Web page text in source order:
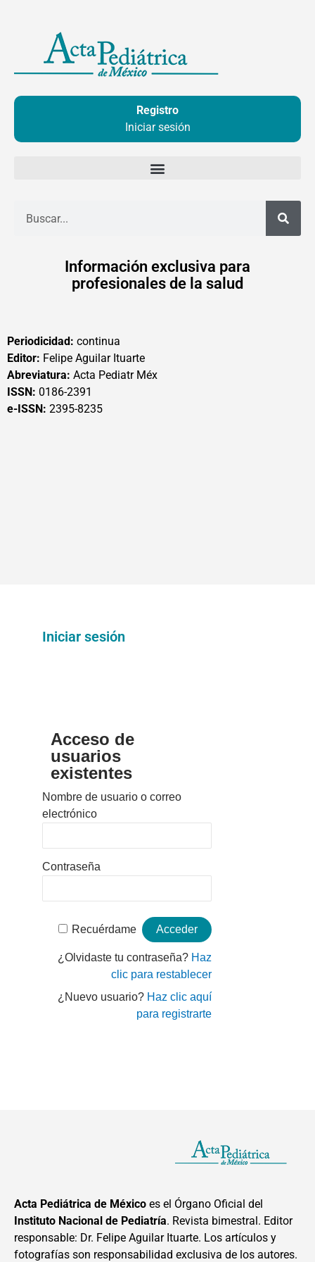
contenido
Registro
Iniciar sesión
Información exclusiva para
profesionales de la salud
Periodicidad: continua
Editor: Felipe Aguilar Ituarte
Abreviatura: Acta Pediatr Méx
ISSN: 0186-2391
e-ISSN: 2395-8235
Iniciar sesión
Acceso de
usuarios
existentes
Nombre de usuario o correo
electrónico
Contraseña
Recuérdame
¿Olvidaste tu contraseña? Haz
clic para restablecer
¿Nuevo usuario? Haz clic aquí
para registrarte
Acta Pediátrica de México es el Órgano Oficial del
Instituto Nacional de Pediatría. Revista bimestral. Editor
responsable: Dr. Felipe Aguilar Ituarte. Los artículos y
fotografías son responsabilidad exclusiva de los autores.